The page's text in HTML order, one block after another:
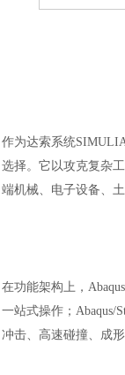
作为达索系统
选择。它以攻克复杂
端机械、电子设备、
在功能架构上，
一站式操作；Abaqus/
冲击、高速碰撞、成